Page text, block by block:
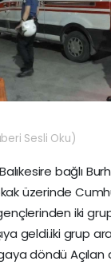
Sesli Oku)
bağlı
üzerinde
iki
geldi.iki grup
döndü Açılan